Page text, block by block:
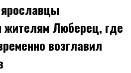
жителям Люберец, где
возглавил